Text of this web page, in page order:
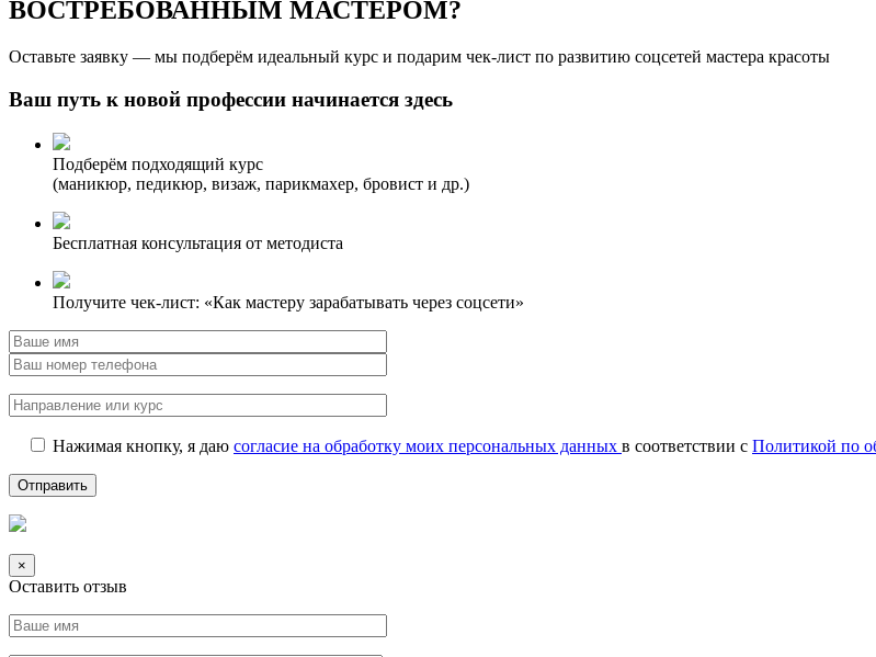
ВОСТРЕБОВАННЫМ МАСТЕРОМ?
Оставьте заявку — мы подберём идеальный курс и подарим чек-лист по развитию соцсетей мастера красоты
Ваш путь к новой профессии начинается здесь
Подберём подходящий курс
(маникюр, педикюр, визаж, парикмахер, бровист и др.)
Бесплатная консультация от методиста
Получите чек-лист: «Как мастеру зарабатывать через соцсети»
Нажимая кнопку, я даю согласие на обработку моих персональных данных в соответствии с Политикой по
×
Оставить отзыв